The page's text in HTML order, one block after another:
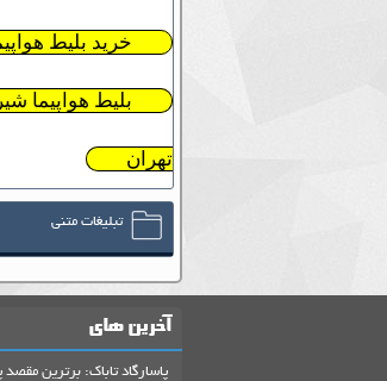
خرید بلیط
بلیط هواپیما
تهران
تبلیغات متنی
آخرین های
پاسارگاد تاباک: برترین